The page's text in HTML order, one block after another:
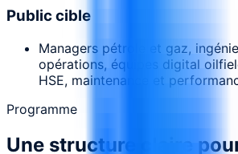
Public cible
Managers pétrole et gaz,
opérations, équipes digital
HSE, maintenance et
Programme
Une structure claire